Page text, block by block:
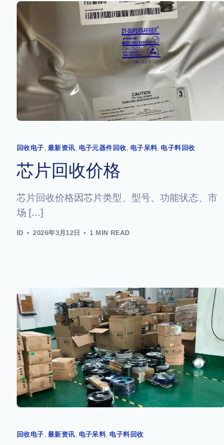
回收电子 最新资讯 电子元器件回收 电子呆料 ,电子料回收
芯片回收价格
芯片回收价格因芯片类型、型号、功能状态、市
场 […]
ID 2026年3月12日 1 MIN READ
回收电子 最新资讯 电子呆料 ,电子料回收